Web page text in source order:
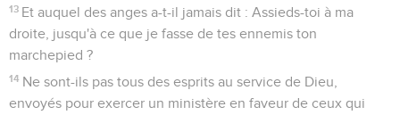
13 Et auquel des anges a-t-il jamais dit : Assieds-toi à ma
droite, jusqu'à ce que je fasse de tes ennemis ton
marchepied ?
14 Ne sont-ils pas tous des esprits au service de Dieu,
envoyés pour exercer un ministère en faveur de ceux qui